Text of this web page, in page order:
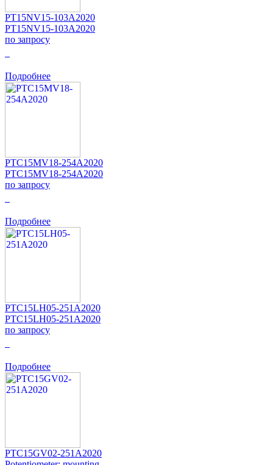
PT15NV15-103A2020
PT15NV15-103A2020
по запросу
Подробнее
PTC15MV18-254A2020
PTC15MV18-254A2020
по запросу
Подробнее
PTC15LH05-251A2020
PTC15LH05-251A2020
по запросу
Подробнее
PTC15GV02-251A2020